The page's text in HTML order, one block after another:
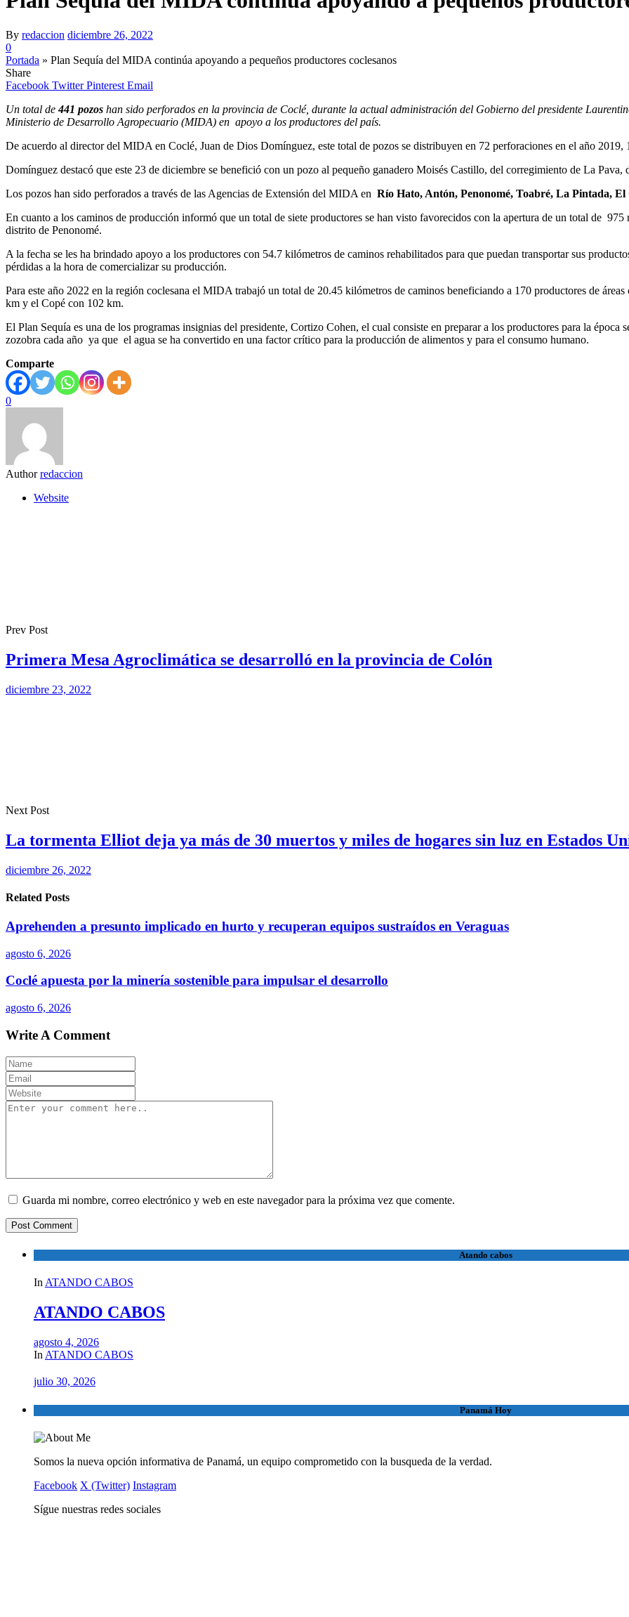
By redaccion diciembre 26, 2022
0
Portada » Plan Sequía del MIDA continúa apoyando a pequeños productores coclesanos
Share
Facebook Twitter Pinterest Email
Un total de441 pozos han sido perforados en la provincia de Coclé, durante la actual administración del Gobierno del presidente
Ministerio de Desarrollo Agropecuario (MIDA) en apoyo a los productores del país.
De acuerdo al director del MIDA en Coclé, Juan de Dios Domínguez, este total de pozos se distribuyen en 72 perforaciones en el año
Domínguez destacó que este 23 de diciembre se benefició con un pozo al pequeño ganadero Moisés Castillo, del corregimiento de La
Los pozos han sido perforados a través de las Agencias de Extensión del MIDA en Río Hato, Antón, Penonomé, Toabré, La Pintada,
En cuanto a los caminos de producción informó que un total de siete productores se han visto favorecidos con la apertura de un total de
distrito de Penonomé.
A la fecha se les ha brindado apoyo a los productores con 54.7 kilómetros de caminos rehabilitados para que puedan transportar sus
pérdidas a la hora de comercializar su producción.
Para este año 2022 en la región coclesana el MIDA trabajó un total de 20.45 kilómetros de caminos beneficiando a 170 productores de
km y el Copé con 102 km.
El Plan Sequía es una de los programas insignias del presidente, Cortizo Cohen, el cual consiste en preparar a los productores para la época
zozobra cada año ya que el agua se ha convertido en una factor crítico para la producción de alimentos y para el consumo humano.
Comparte
0
Author redaccion
Website
Prev Post
Primera Mesa Agroclimática se desarrolló en la provincia de Colón
diciembre 23, 2022
Next Post
La tormenta Elliot deja ya más de 30 muertos y miles de hogares sin luz en Estados
diciembre 26, 2022
Related Posts
Aprehenden a presunto implicado en hurto y recuperan equipos sustraídos en Veraguas
agosto 6, 2026
Coclé apuesta por la minería sostenible para impulsar el desarrollo
agosto 6, 2026
Write A Comment
Guarda mi nombre, correo electrónico y web en este navegador para la próxima vez que comente.
Atando cabos
In ATANDO CABOS
ATANDO CABOS
agosto 4, 2026
In ATANDO CABOS
julio 30, 2026
Panamá Hoy
Somos la nueva opción informativa de Panamá, un equipo comprometido con la busqueda de la verdad.
Facebook X (Twitter) Instagram
Sígue nuestras redes sociales